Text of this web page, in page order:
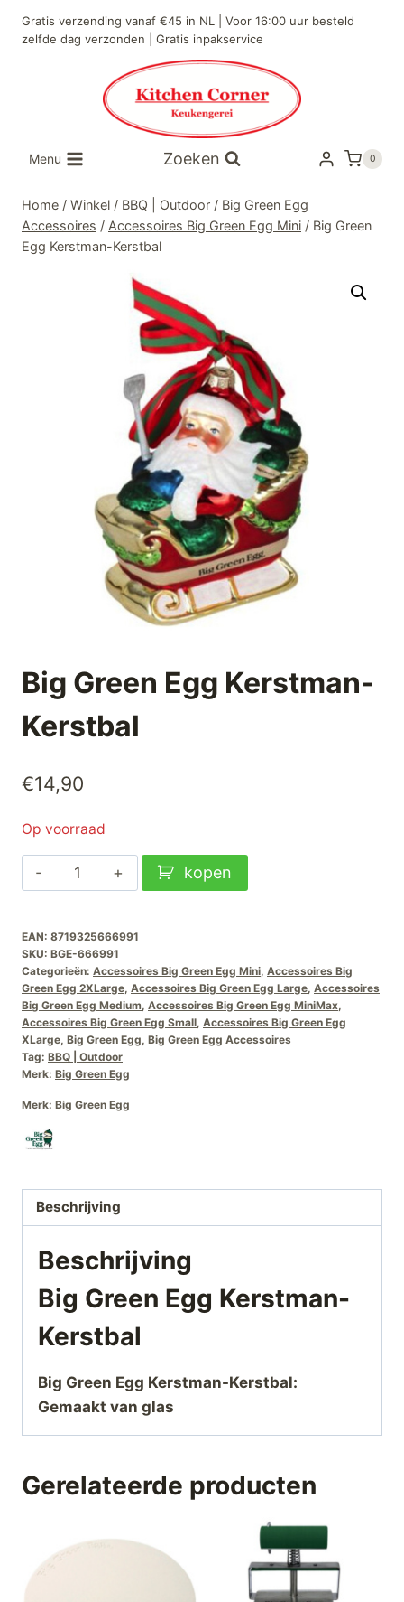
naar
Gratis verzending vanaf €45 in NL | Voor 16:00 uur besteld
zelfde dag verzonden | Gratis inpakservice
Menu Zoeken 0
Home / Winkel / BBQ | Outdoor / Big Green Egg
Accessoires / Accessoires Big Green Egg Mini / Big Green
Egg Kerstman-Kerstbal
Big Green Egg Kerstman-
Kerstbal
€14,90
Op voorraad
Big
Green
Kerstman-
Kerstbal
aantal
kopen
EAN: 8719325666991
SKU: BGE-666991
Categorieën: Accessoires Big Green Egg Mini, Accessoires Big
Green Egg 2XLarge, Accessoires Big Green Egg Large, Accessoires
Big Green Egg Medium, Accessoires Big Green Egg MiniMax,
Accessoires Big Green Egg Small, Accessoires Big Green Egg
XLarge, Big Green Egg, Big Green Egg Accessoires
Tag: BBQ | Outdoor
Merk: Big Green Egg
Merk: Big Green Egg
Beschrijving
Beschrijving
Big Green Egg Kerstman-
Kerstbal
Big Green Egg Kerstman-Kerstbal:
Gemaakt van glas
Gerelateerde producten